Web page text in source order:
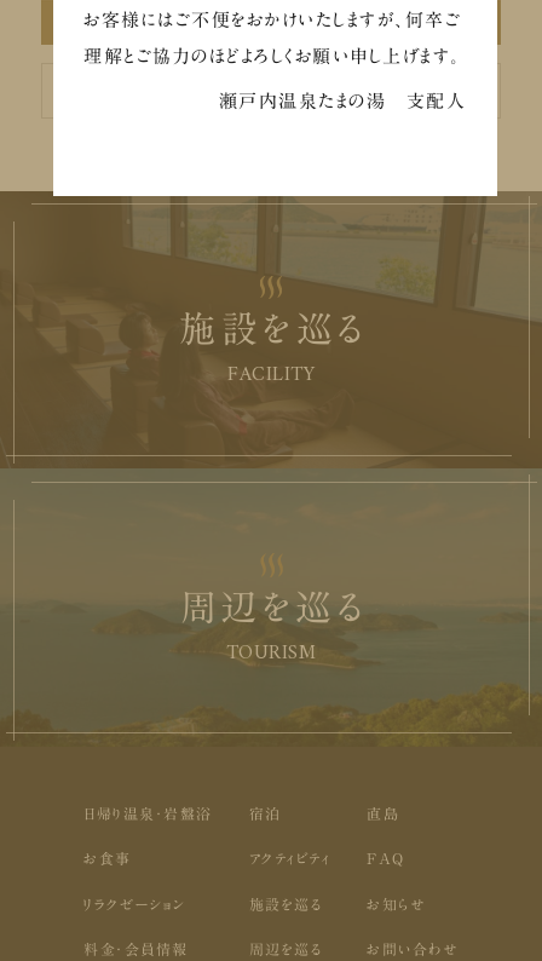
アーカイブ
施設を巡る
FACILITY
周辺を巡る
TOURISM
日帰り温泉・岩盤浴
お食事
リラクゼーション
料金・会員情報
宿泊
アクティビティ
施設を巡る
周辺を巡る
直島
FAQ
お知らせ
お問い合わせ
お客様にはご不便をおかけいたしますが、何卒ご
理解とご協力のほどよろしくお願い申し上げます。
瀬戸内温泉たまの湯 支配人